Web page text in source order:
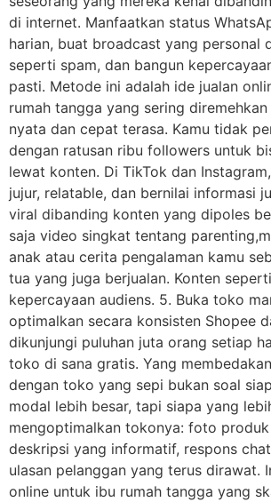
di internet. Manfaatkan status
harian, buat broadcast yang personal
seperti spam, dan bangun
pasti. Metode ini adalah ide jualan
rumah tangga yang sering
nyata dan cepat terasa. Kamu tidak
dengan ratusan ribu followers untuk
lewat konten. Di TikTok dan
jujur, relatable, dan bernilai informasi
viral dibanding konten yang dipoles
saja video singkat tentang
anak atau cerita pengalaman kamu
tua yang juga berjualan. Konten
kepercayaan audiens. 5. Buka toko
optimalkan secara konsisten Shopee
dikunjungi puluhan juta orang setiap
toko di sana gratis. Yang
dengan toko yang sepi bukan soal
modal lebih besar, tapi siapa yang
mengoptimalkan tokonya: foto
deskripsi yang informatif, respons
ulasan pelanggan yang terus dirawat.
online untuk ibu rumah tangga yang